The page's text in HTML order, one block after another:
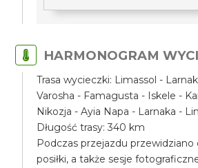
HARMONOGRAM
Trasa wycieczki: Limassol -
Varosha - Famagusta - Iskele -
Nikozja - Ayia Napa - Larnaka -
Długość trasy: 340 km
Podczas przejazdu przewidziano
posiłki, a także sesje